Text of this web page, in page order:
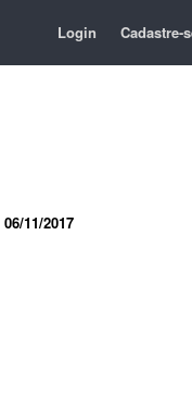
Login Cadastre-
06/11/2017